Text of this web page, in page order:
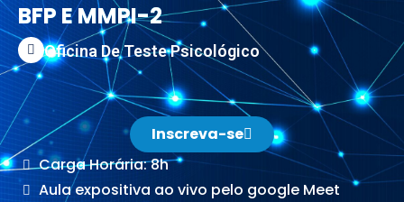
BFP E MMPI-2
Oficina De Teste Psicológico
Inscreva-se
Carga Horária: 8h
Aula expositiva ao vivo pelo google Meet